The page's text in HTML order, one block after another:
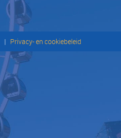
| Privacy- en cookiebeleid